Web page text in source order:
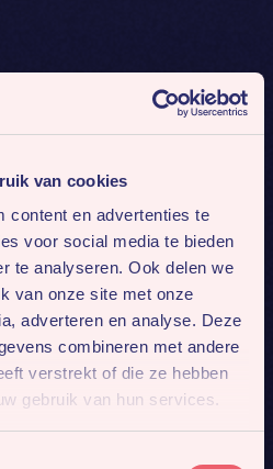
van cookies
content en advertenties te
voor social media te bieden
te analyseren. Ook delen we
van onze site met onze
adverteren en analyse. Deze
combineren met andere
verstrekt of die ze hebben
gebruik van hun services.